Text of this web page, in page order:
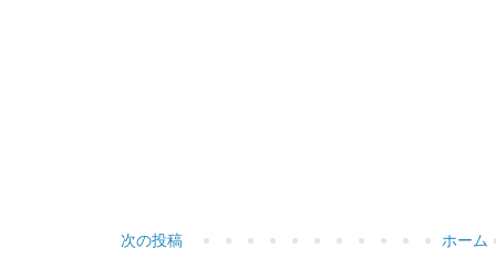
次の投稿 ホーム